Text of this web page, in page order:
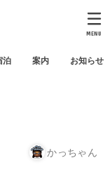
泊 案内 お知らせ
MENU
かっちゃん